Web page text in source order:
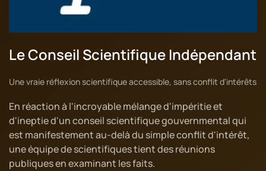
Le Conseil Scientifique Indépendant
Une vraie réflexion scientifique accessible, sans conflit d'intérêts
En réaction à l'incroyable mélange d'impéritie et
d'ineptie d'un conseil scientifique gouvernmental qui
est manifestement au-delà du simple conflit d'intérêt,
une équipe de scientifiques tient des réunions
publiques en examinant les faits.